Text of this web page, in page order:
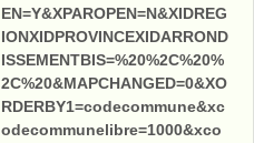
EN=Y&XPAROPEN=N&XIDREG
IONXIDPROVINCEXIDARROND
ISSEMENTBIS=%20%2C%20%
2C%20&MAPCHANGED=0&XO
RDERBY1=codecommune&xc
odecommunelibre=1000&xco